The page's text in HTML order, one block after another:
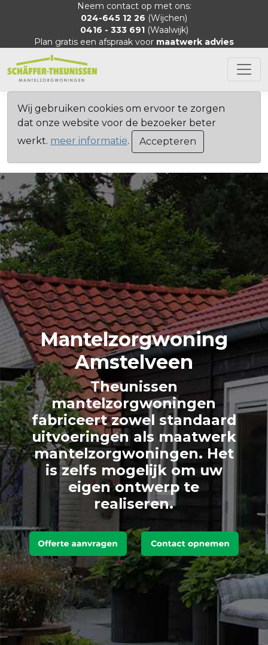
Neem contact op met ons:
024-645 12 26 (Wijchen)
0416 - 333 691(Waalwijk)
Plan gratis een afspraak voor maatwerk advies
Wij gebruiken cookies om ervoor te zorgen
dat onze website voor de bezoeker beter
werkt. meer informatie. Accepteren
Mantelzorgwoning
Amstelveen
Theunissen
mantelzorgwoningen
fabriceert zowel standaard
uitvoeringen als maatwerk
mantelzorgwoningen. Het
is zelfs mogelijk om uw
eigen ontwerp te
realiseren.